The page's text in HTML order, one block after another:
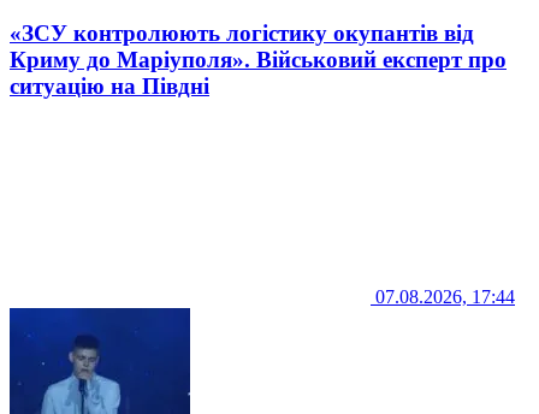
«ЗСУ контролюють логістику окупантів від
Криму до Маріуполя». Військовий експерт про
ситуацію на Півдні
07.08.2026, 17:44